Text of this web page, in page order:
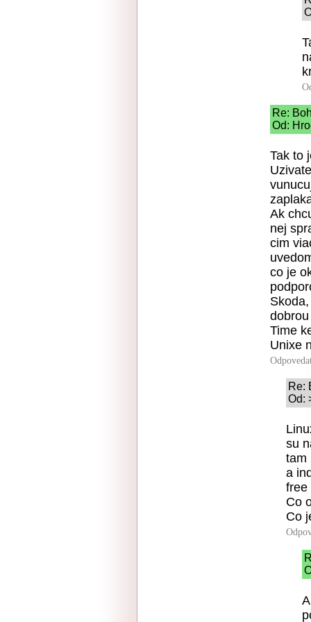
Re:
Od:
Tak to
Ak
nej
cim
co je
Time
Unixe
Re:
Od:
su
tam
a
free
Co
Co